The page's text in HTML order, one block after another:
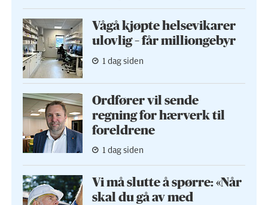
Vågå kjøpte helse­vikarer
ulovlig – får milliongebyr
1 dag siden
Ordfører vil sende
regning for hærverk til
foreldrene
1 dag siden
Vi må slutte å spørre: «Når
skal du gå av med